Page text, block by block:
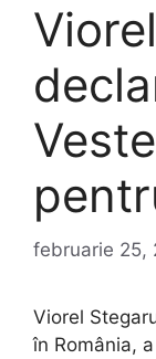
februarie 25,
Viorel
în România,